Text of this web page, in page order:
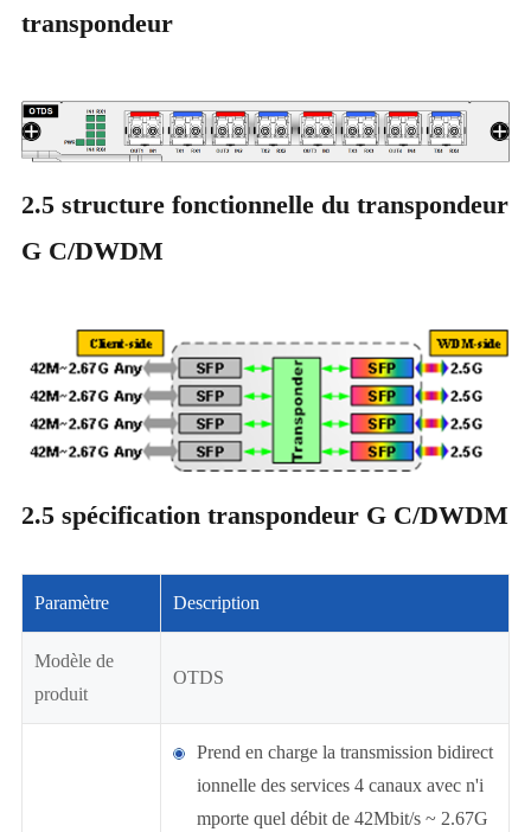
transpondeur
2.5 structure fonctionnelle du transpondeur
G C/DWDM
2.5 spécification transpondeur G C/DWDM
Paramètre Description
Modèle de
produit
OTDS
Prend en charge la transmission bidirect
ionnelle des services 4 canaux avec n'i
mporte quel débit de 42Mbit/s ~ 2.67G